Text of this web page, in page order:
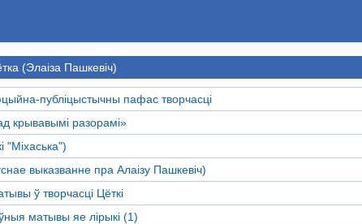
(Элаіза Пашкевіч)
публіцыстычны пафас творчасці
крывавымі разорамі»
"Міхаська")
выказванне пра Алаізу Пашкевіч)
ў творчасці Цёткі
матывы яе лiрыкi (1)